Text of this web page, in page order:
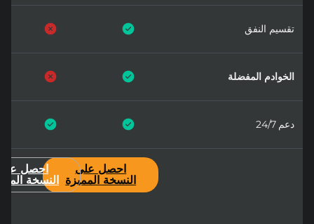
تقسيم النفق
الخوادم المفضلة
دعم 24/7
احصل على
النسخة المميزة
احصل
النسخة